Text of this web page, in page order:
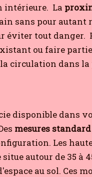
intérieure. La
sans pour autant
éviter tout danger.
ou faire
circulation dans la
disponible dans
mesures standard
Les
autour de 35 à
au sol. Ces